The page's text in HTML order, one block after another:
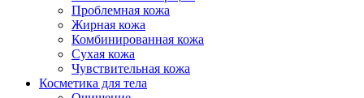
Проблемная кожа
Жирная кожа
Комбинированная кожа
Сухая кожа
Чувствительная кожа
Косметика для тела